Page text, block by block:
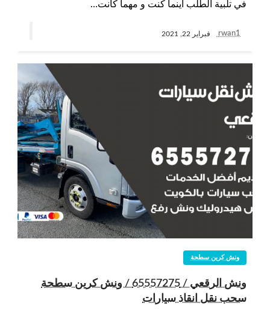
في تلبية الطلب أينما كنت و مهما كانت…
rwan1 فبراير 22, 2021
ونش كرين سطحة
ونش الرقعي / 65557275 / ونش كرين سطحة
سحب نقل انقاذ سيارات